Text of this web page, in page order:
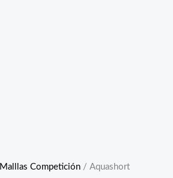
Malllas Competición / Aquashort